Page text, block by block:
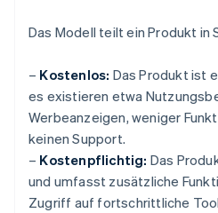
Das Modell teilt ein Produkt in
– Kostenlos: Das Produkt ist
es existieren etwa
Werbeanzeigen, weniger
keinen Support.
– Kostenpflichtig: Das
und umfasst zusätzliche
Zugriff auf fortschrittliche